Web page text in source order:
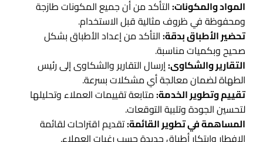
المواد والمكونات:التأكد من أن جميع المكونات طازجة
ومحفوظة في ظروف مثالية قبل الاستخدام.
تحضير الأطباق بدقة:التأكد من إعداد الأطباق بشكل
صحيح وبكميات مناسبة.
التقارير والشكاوى:إرسال التقارير والشكاوى إلى رئيس
الطهاة لضمان معالجة أي مشكلات بسرعة.
تقييم وتطوير الخدمة:متابعة تقييمات العملاء وتحليلها
لتحسين الجودة وتلبية التوقعات.
المساهمة في تطوير القائمة:تقديم اقتراحات لقائمة